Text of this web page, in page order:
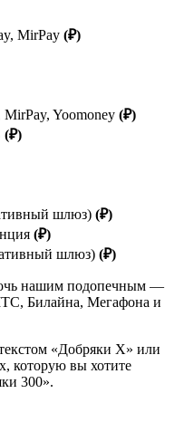
MirPay (₽)
MirPay, Yoomoney (₽)
(₽)
шлюз) (₽)
(₽)
шлюз) (₽)
нашим подопечным —
Билайна, Мегафона и
«Добряки X» или
которую вы хотите
300».